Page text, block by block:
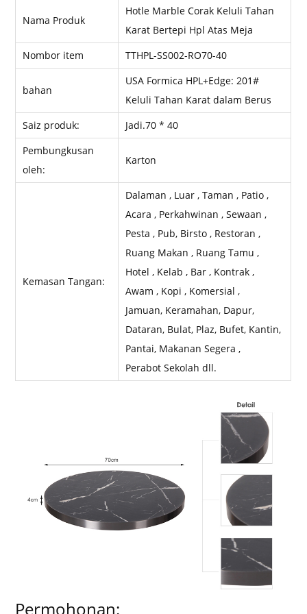
Nama Produk
Hotle Marble Corak Keluli Tahan
Karat Bertepi Hpl Atas Meja
Nombor item
TTHPL-SS002-RO70-40
bahan
USA Formica HPL+Edge: 201#
Keluli Tahan Karat dalam Berus
Saiz produk:
Jadi.70 * 40
Pembungkusan
oleh:
Karton
Kemasan Tangan:
Dalaman , Luar , Taman , Patio ,
Acara , Perkahwinan , Sewaan ,
Pesta , Pub, Birsto , Restoran ,
Ruang Makan , Ruang Tamu ,
Hotel , Kelab , Bar , Kontrak ,
Awam , Kopi , Komersial ,
Jamuan, Keramahan, Dapur,
Dataran, Bulat, Plaz, Bufet, Kantin,
Pantai, Makanan Segera ,
Perabot Sekolah dll.
Permohonan: